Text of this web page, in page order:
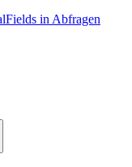
in Abfragen